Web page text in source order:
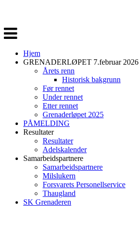
Veksle
navigasjon
Hjem
GRENADERLØPET 7.februar 2026
Årets renn
Historisk bakgrunn
Før rennet
Under rennet
Etter rennet
Grenaderløpet 2025
PÅMELDING
Resultater
Resultater
Adelskalender
Samarbeidspartnere
Samarbeidspartnere
Milslukern
Forsvarets Personellservice
Thaugland
SK Grenaderen